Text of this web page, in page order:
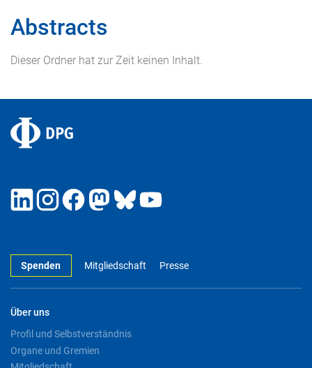
Abstracts
Dieser Ordner hat zur Zeit keinen Inhalt.
Spenden Mitgliedschaft Presse
Über uns
Profil und Selbstverständnis
Organe und Gremien